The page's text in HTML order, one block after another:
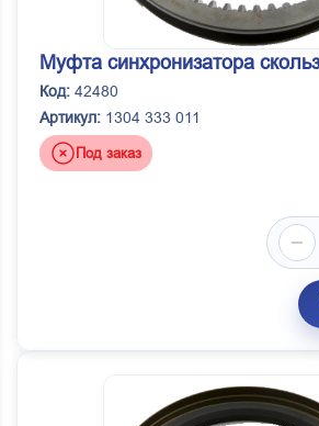
Муфта синхронизатора
Код: 42480
Артикул: 1304 333 011
Под заказ